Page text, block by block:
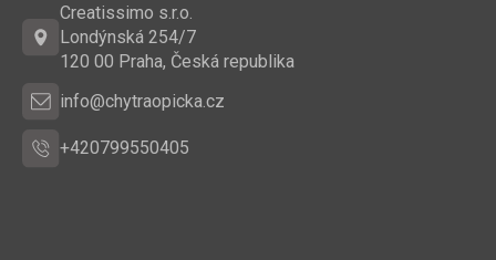
Creatissimo s.r.o.
Londýnská 254/7
120 00 Praha, Česká republika
info@chytraopicka.cz
+420799550405